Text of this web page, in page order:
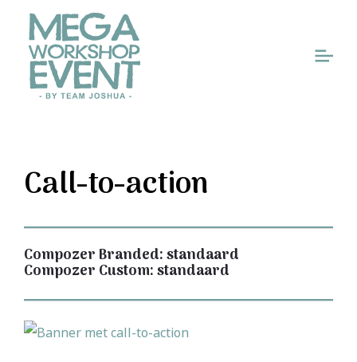
Call-to-action
Compozer Branded: standaard
Compozer Custom: standaard